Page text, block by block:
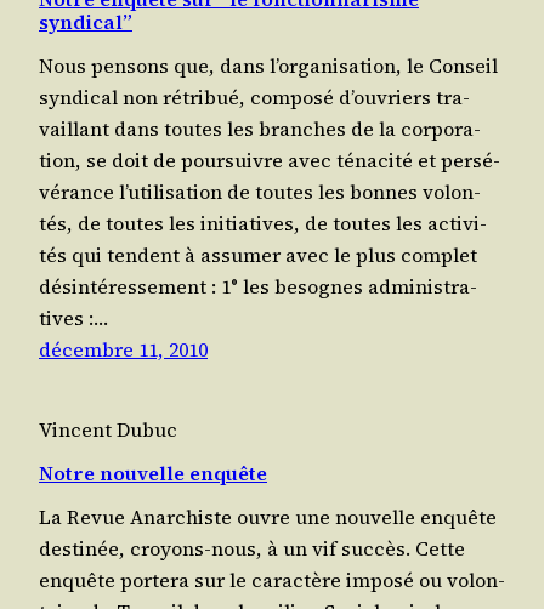
syndical”
Nous pen­sons que, dans l’organisation, le Conseil
syn­di­cal non rétri­bué, com­po­sé d’ouvriers tra­
vaillant dans toutes les branches de la cor­po­ra­
tion, se doit de pour­suivre avec téna­ci­té et per­sé­
vé­rance l’utilisation de toutes les bonnes volon­
tés, de toutes les ini­tia­tives, de toutes les acti­vi­
tés qui tendent à assu­mer avec le plus com­plet
dés­in­té­res­se­ment : 1° les besognes admi­nis­tra­
tives :…
décembre 11, 2010
Vincent Dubuc
Notre nouvelle enquête
La Revue Anar­chiste ouvre une nou­velle enquête
des­ti­née, croyons-nous, à un vif succès. Cette
enquête por­te­ra sur le carac­tère impo­sé ou volon­